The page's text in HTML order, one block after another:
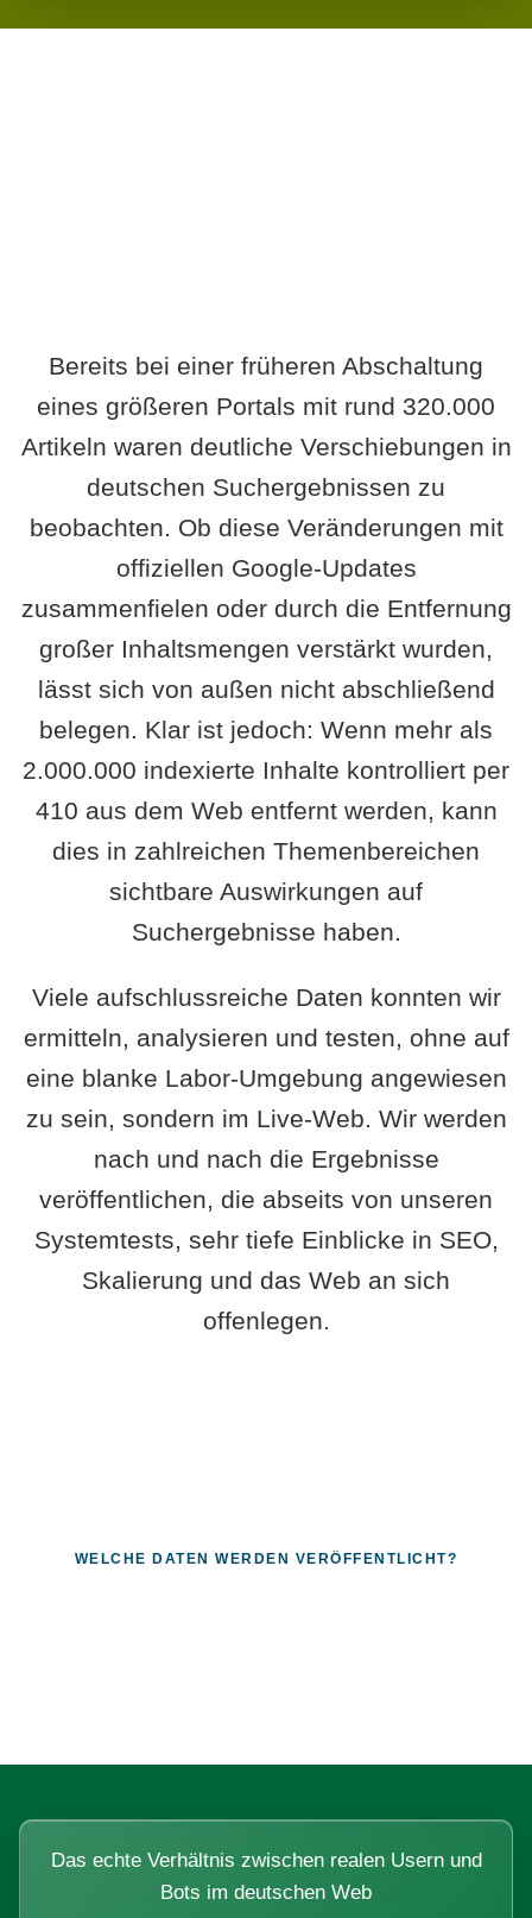
Bereits bei einer früheren Abschaltung
eines größeren Portals mit rund 320.000
Artikeln waren deutliche Verschiebungen in
deutschen Suchergebnissen zu
beobachten. Ob diese Veränderungen mit
offiziellen Google-Updates
zusammenfielen oder durch die Entfernung
großer Inhaltsmengen verstärkt wurden,
lässt sich von außen nicht abschließend
belegen. Klar ist jedoch: Wenn mehr als
2.000.000 indexierte Inhalte kontrolliert per
410 aus dem Web entfernt werden, kann
dies in zahlreichen Themenbereichen
sichtbare Auswirkungen auf
Suchergebnisse haben.
Viele aufschlussreiche Daten konnten wir
ermitteln, analysieren und testen, ohne auf
eine blanke Labor-Umgebung angewiesen
zu sein, sondern im Live-Web. Wir werden
nach und nach die Ergebnisse
veröffentlichen, die abseits von unseren
Systemtests, sehr tiefe Einblicke in SEO,
Skalierung und das Web an sich
offenlegen.
WELCHE DATEN WERDEN VERÖFFENTLICHT?
Das echte Verhältnis zwischen realen Usern und
Bots im deutschen Web